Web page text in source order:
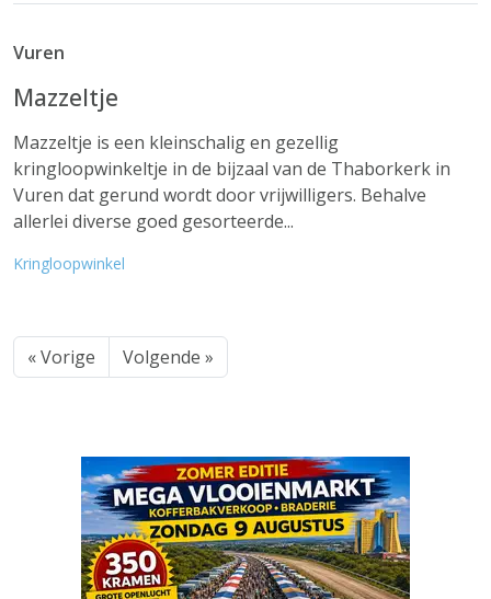
Vuren
Mazzeltje
Mazzeltje is een kleinschalig en gezellig
kringloopwinkeltje in de bijzaal van de Thaborkerk in
Vuren dat gerund wordt door vrijwilligers. Behalve
allerlei diverse goed gesorteerde...
Kringloopwinkel
« Vorige Volgende »